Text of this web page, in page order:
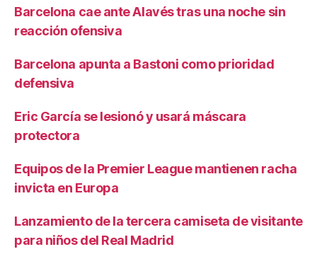
Barcelona cae ante Alavés tras una noche sin
reacción ofensiva
Barcelona apunta a Bastoni como prioridad
defensiva
Eric García se lesionó y usará máscara
protectora
Equipos de la Premier League mantienen racha
invicta en Europa
Lanzamiento de la tercera camiseta de visitante
para niños del Real Madrid